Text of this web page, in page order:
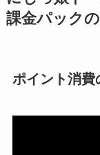
課金パック
ポイント消費